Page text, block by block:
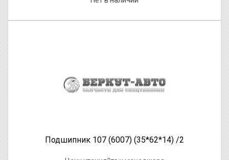
Подшипник 107 (6007) (35*62*14) /2